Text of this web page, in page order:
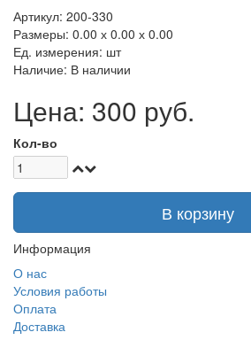
Артикул: 200-330
Размеры: 0.00 х 0.00 х 0.00
Ед. измерения: шт
Наличие: В наличии
Цена: 300 руб.
Кол-во
В корзину
Информация
О нас
Условия работы
Оплата
Доставка